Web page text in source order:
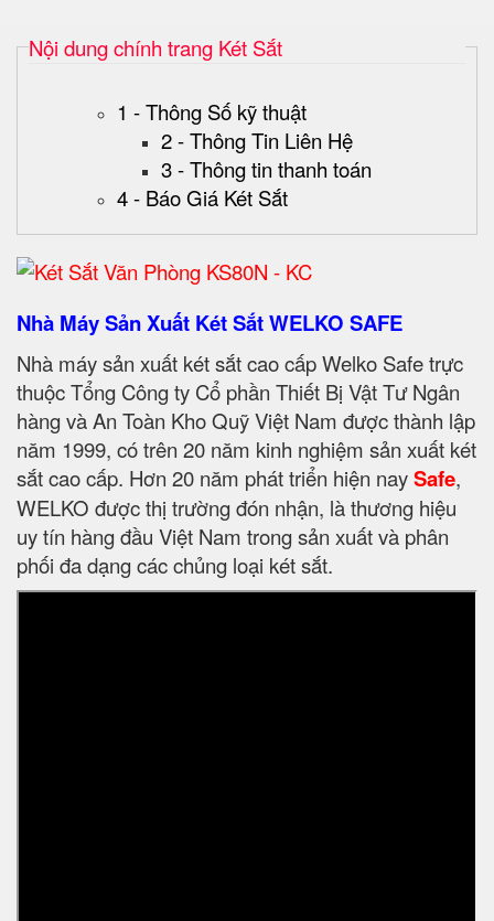
Nội dung chính trang Két Sắt
1 - Thông Số kỹ thuật
2 - Thông Tin Liên Hệ
3 - Thông tin thanh toán
4 - Báo Giá Két Sắt
Nhà Máy Sản Xuất Két Sắt WELKO SAFE
Nhà máy sản xuất két sắt cao cấp Welko Safe trực
thuộc Tổng Công ty Cổ phần Thiết Bị Vật Tư Ngân
hàng và An Toàn Kho Quỹ Việt Nam được thành lập
năm 1999, có trên 20 năm kinh nghiệm sản xuất két
sắt cao cấp. Hơn 20 năm phát triển hiện naySafe,
WELKO được thị trường đón nhận, là thương hiệu
uy tín hàng đầu Việt Nam trong sản xuất và phân
phối đa dạng các chủng loại két sắt.